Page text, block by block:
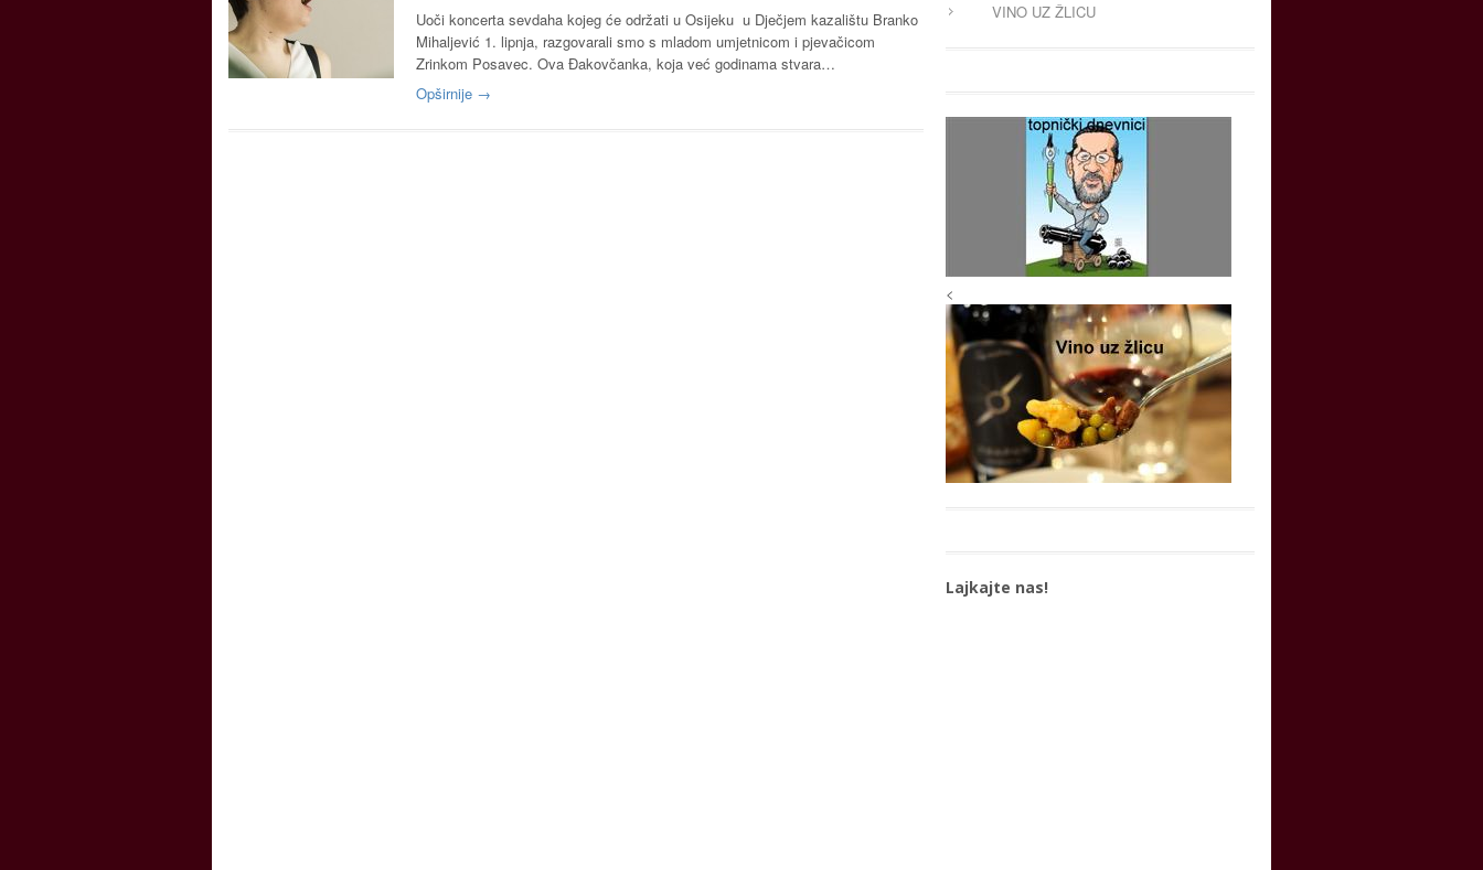
Uoči koncerta sevdaha kojeg će održati u Osijeku u Dječjem kazalištu Branko
Mihaljević 1. lipnja, razgovarali smo s mladom umjetnicom i pjevačicom
Zrinkom Posavec. Ova Đakovčanka, koja već godinama stvara…
Opširnije →
VINO UZ ŽLICU
<
Lajkajte nas!